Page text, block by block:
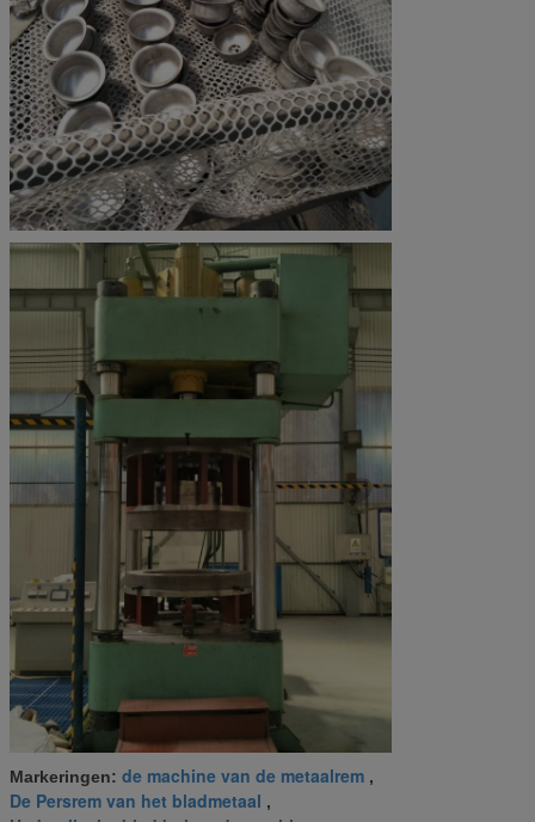
Markeringen: de machine van de metaalrem ,
De Persrem van het bladmetaal ,